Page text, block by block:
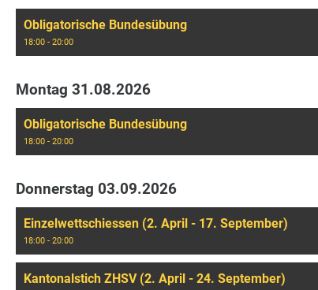
Obligatorische Bundesübung
18:00 - 20:00
Montag 31.08.2026
Obligatorische Bundesübung
18:00 - 20:00
Donnerstag 03.09.2026
Einzelwettschiessen (2. April - 17. September)
18:00 - 20:00
Kantonalstich ZHSV (2. April - 24. September)